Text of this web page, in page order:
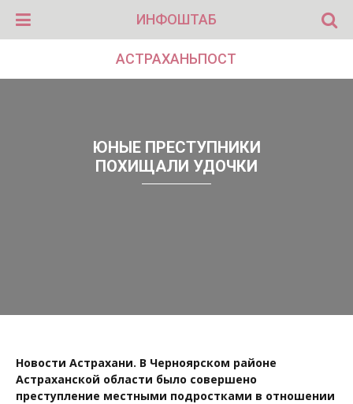
ИНФОШТАБ
АСТРАХАНЬПОСТ
ЮНЫЕ ПРЕСТУПНИКИ
ПОХИЩАЛИ УДОЧКИ
Новости Астрахани. В Черноярском районе
Астраханской области было совершено
преступление местными подростками в отношении